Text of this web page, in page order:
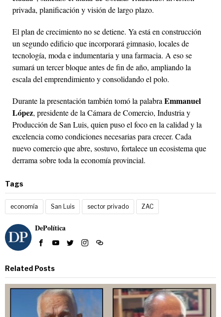
privada, planificación y visión de largo plazo.
El plan de crecimiento no se detiene. Ya está en construcción
un segundo edificio que incorporará gimnasio, locales de
tecnología, moda e indumentaria y una farmacia. A eso se
sumará un tercer bloque antes de fin de año, ampliando la
escala del emprendimiento y consolidando el polo.
Durante la presentación también tomó la palabra Emmanuel
López, presidente de la Cámara de Comercio, Industria y
Producción de San Luis, quien puso el foco en la calidad y la
excelencia como condiciones necesarias para crecer. Cada
nuevo comercio que abre, sostuvo, fortalece un ecosistema que
derrama sobre toda la economía provincial.
Tags
economía San Luis sector privado ZAC
DePolítica
Related Posts